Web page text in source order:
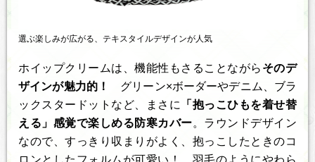
選ぶ楽しみが広がる、テキスタイルデザインが人気
ホイップクリームは、機能性もさることながら そのデ
ザインが魅力的！
グリーン×ボーダーやデニム、ブラ
ックスタードットなど、まさに
「抱っこひもを着せ替
える」感覚で楽しめる防寒カバー。ラウンドデザイン
なので、すっきり収まりがよく、抱っこしたときのコ
ロンとしたフォルムが可愛い！ 羽毛のようにやわら